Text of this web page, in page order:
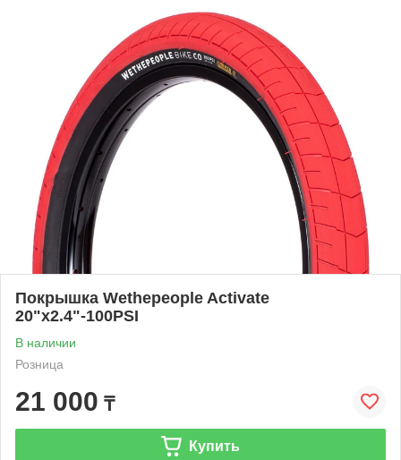
Покрышка Wethepeople Activate
20"x2.4"-100PSI
В наличии
Розница
21 000 ₸
Купить